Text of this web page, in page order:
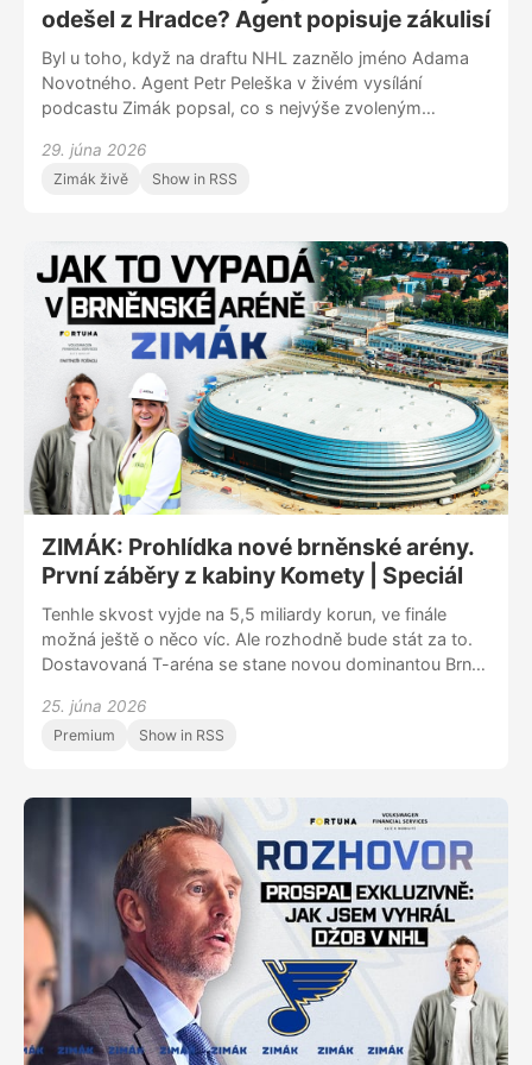
odešel z Hradce? Agent popisuje zákulisí
Byl u toho, když na draftu NHL zaznělo jméno Adama
Novotného. Agent Petr Peleška v živém vysílání
podcastu Zimák popsal, co s nejvýše zvoleným
se talent rozhodl pro odchod z Hradce Králové do
zámoří? Peleška cítí vděčnost a euforii, že na jeho
v Zimáku za účasti redaktorů iSportu Patrika Czepiece,
Filipa Ardona a Adama Papouška.
29. júna 2026
Zimák živě Show in RSS
ZIMÁK: Prohlídka nové brněnské arény.
První záběry z kabiny Komety | Speciál
Tenhle skvost vyjde na 5,5 miliardy korun, ve finále
možná ještě o něco víc. Ale rozhodně bude stát za to.
Dostavovaná T-aréna se stane novou dominantou Brna
se i domovem extraligové Komety. Díky Zimáku
nemusíte zjišťovat, jak to nyní vypadá v prostředí, které
které podlaží bude pro klasické návštěvníky, kde
najdete klubová sedadla, kde se budou nacházet VIP
prostory a další podrobnosti. Zjistíte, co byl pro
projektanty a stavitele nejtěžší oříšek. Tak pojďte dál…
25. júna 2026
Premium Show in RSS